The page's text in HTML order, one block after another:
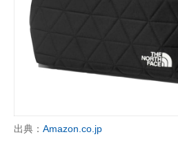
経営リーダーのコミュニティ
ITエンジニア向け専門サイト
出典： Amazon.co.jp